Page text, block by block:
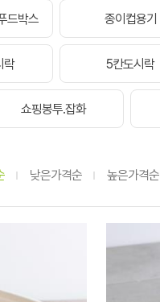
드박스 종이컵용기
락 5칸도시락
쇼핑봉투.잡화
낮은가격순 높은가격순